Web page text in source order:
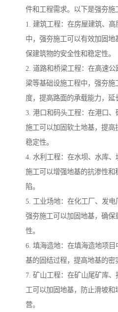
件和工程需求。以下是强夯施
1. 建筑工程：在房屋建筑、
中，强夯施工可以有效加固
保建筑物的安全性和稳定性。
2. 道路和桥梁工程：在高速
梁等基础设施工程中，强夯施
度，提高路面的承载能力，延
3. 港口和码头工程：在港口
施工可以加固软土地基，提
稳定性。
4. 水利工程：在水坝、水库
施工可以增强地基的抗渗性和
陷。
5. 工业场地：在化工厂、发电
强夯施工可以加固地基，确保
性。
6. 填海造地：在填海造地项
基的固结过程，提高地基的密
7. 矿山工程：在矿山尾矿库
工可以加固地基，防止滑坡
营。